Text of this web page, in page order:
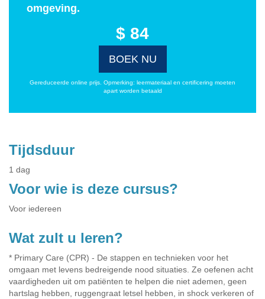
omgeving.
$ 84
BOEK NU
Gereduceerde online prijs. Opmerking: leermateriaal en certificering moeten
apart worden betaald
Tijdsduur
1 dag
Voor wie is deze cursus?
Voor iedereen
Wat zult u leren?
* Primary Care (CPR) - De stappen en technieken voor het
omgaan met levens bedreigende nood situaties. Ze oefenen acht
vaardigheden uit om patiënten te helpen die niet ademen, geen
hartslag hebben, ruggengraat letsel hebben, in shock verkeren of